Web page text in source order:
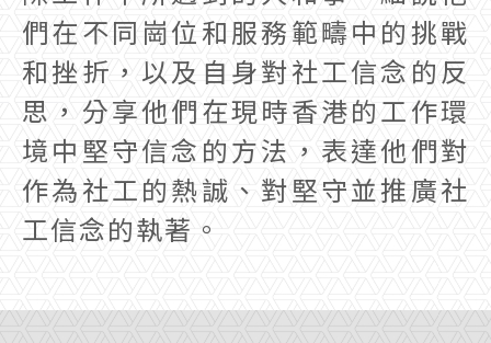
們在不同崗位和服務範疇中的挑戰
和挫折，以及自身對社工信念的反
思，分享他們在現時香港的工作環
境中堅守信念的方法，表達他們對
作為社工的熱誠、對堅守並推廣社
工信念的執著。